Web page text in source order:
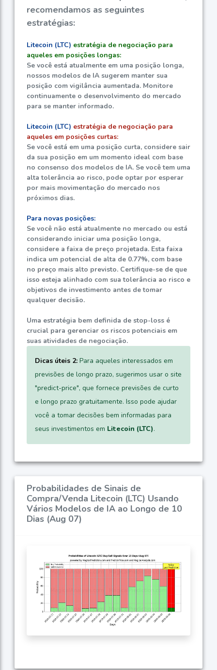
recomendamos as seguintes
estratégias:
Litecoin (LTC) estratégia de negociação para
aqueles em posições longas:
Se você está atualmente em uma posição longa,
nossos modelos de IA sugerem manter sua
posição com vigilância aumentada. Monitore
continuamente o desenvolvimento do mercado
para se manter informado.
Litecoin (LTC) estratégia de negociação para
aqueles em posições curtas:
Se você está em uma posição curta, considere sair
da sua posição em um momento ideal com base
no consenso dos modelos de IA. Se você tem uma
alta tolerância ao risco, pode optar por esperar
por mais movimentação do mercado nos
próximos dias.
Para novas posições:
Se você não está atualmente no mercado ou está
considerando iniciar uma posição longa,
considere a faixa de preço projetada. Esta faixa
indica um potencial de alta de 0.77%, com base
no preço mais alto previsto. Certifique-se de que
isso esteja alinhado com sua tolerância ao risco e
objetivos de investimento antes de tomar
qualquer decisão.
Uma estratégia bem definida de stop-loss é
crucial para gerenciar os riscos potenciais em
suas atividades de negociação.
Dicas úteis 2: Para aqueles interessados em
previsões de longo prazo, sugerimos usar o site
"predict-price", que fornece previsões de curto
e longo prazo gratuitamente. Isso pode ajudar
você a tomar decisões bem informadas para
seus investimentos em Litecoin (LTC).
Probabilidades de Sinais de
Compra/Venda Litecoin (LTC) Usando
Vários Modelos de IA ao Longo de 10
Dias (Aug 07)